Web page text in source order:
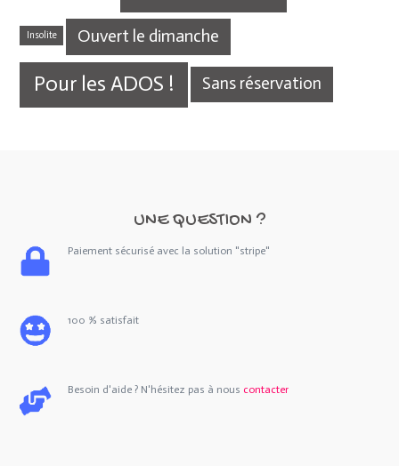
Insolite Ouvert le dimanche
Pour les ADOS ! Sans réservation
UNE QUESTION ?
Paiement sécurisé avec la solution "stripe"
100 % satisfait
Besoin d'aide ? N'hésitez pas à nous contacter